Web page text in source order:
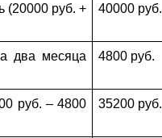
(20000 руб. +
40000 руб.
два месяца
4800 руб.
руб. – 4800
35200 руб.